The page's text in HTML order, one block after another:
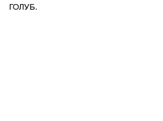
ГОЛУБ.